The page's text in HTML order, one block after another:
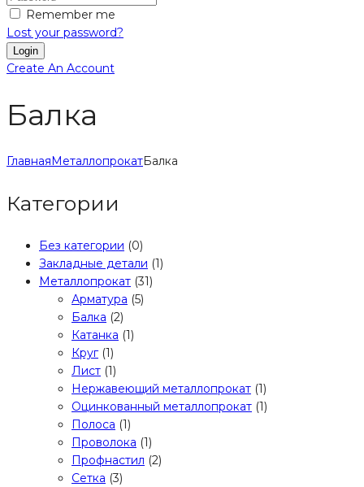
Remember me
Lost your password?
Create An Account
Балка
ГлавнаяМеталлопрокатБалка
Категории
Без категории (0)
Закладные детали (1)
Металлопрокат (31)
Арматура (5)
Балка (2)
Катанка (1)
Круг (1)
Лист (1)
Нержавеющий металлопрокат (1)
Оцинкованный металлопрокат (1)
Полоса (1)
Проволока (1)
Профнастил (2)
Сетка (3)